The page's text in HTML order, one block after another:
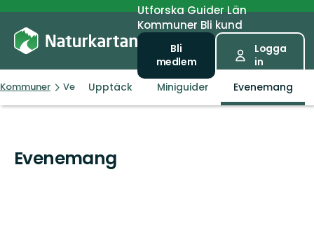
UtforskaGuiderLän
Kommuner Bli kund
Bli
medlem
Logga
in
Kommuner Vestvågøy
Upptäck Miniguider Evenemang
Evenemang